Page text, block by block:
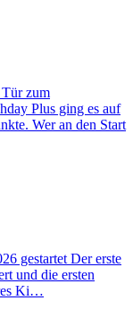
zum
Plus ging es auf
Wer an den Start
gestartet Der erste
und die ersten
Ki…